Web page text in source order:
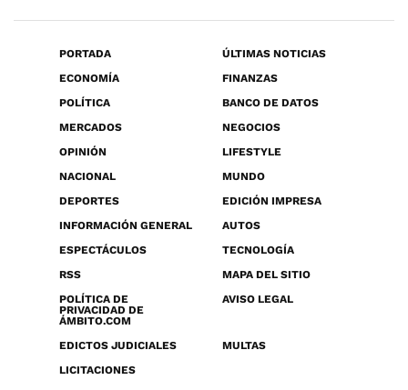
PORTADA
ÚLTIMAS NOTICIAS
ECONOMÍA
FINANZAS
POLÍTICA
BANCO DE DATOS
MERCADOS
NEGOCIOS
OPINIÓN
LIFESTYLE
NACIONAL
MUNDO
DEPORTES
EDICIÓN IMPRESA
INFORMACIÓN GENERAL
AUTOS
ESPECTÁCULOS
TECNOLOGÍA
RSS
MAPA DEL SITIO
POLÍTICA DE
PRIVACIDAD DE
ÁMBITO.COM
AVISO LEGAL
EDICTOS JUDICIALES
MULTAS
LICITACIONES